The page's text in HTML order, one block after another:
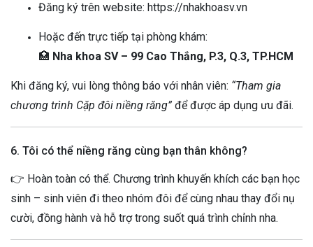
Đăng ký trên website: https://nhakhoasv.vn
Hoặc đến trực tiếp tại phòng khám:
🏥 Nha khoa SV – 99 Cao Thắng, P.3, Q.3, TP.HCM
Khi đăng ký, vui lòng thông báo với nhân viên: “Tham gia
chương trình Cặp đôi niềng răng” để được áp dụng ưu đãi.
6. Tôi có thể niềng răng cùng bạn thân không?
👉 Hoàn toàn có thể. Chương trình khuyến khích các bạn học
sinh – sinh viên đi theo nhóm đôi để cùng nhau thay đổi nụ
cười, đồng hành và hỗ trợ trong suốt quá trình chỉnh nha.